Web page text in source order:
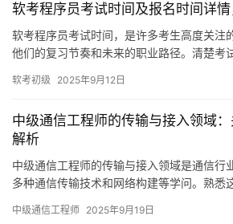
软考程序员考试时间及报名时间详
软考程序员考试时间，是许多考生高度关注
他们的复习节奏和未来的职业路径。清楚考
软考初级 2025年9月12日
中级通信工程师的传输与接入领域
解析
中级通信工程师的传输与接入领域是通信行
多种通信传输技术和网络构建等学问。熟悉
中级通信工程师 2025年9月19日